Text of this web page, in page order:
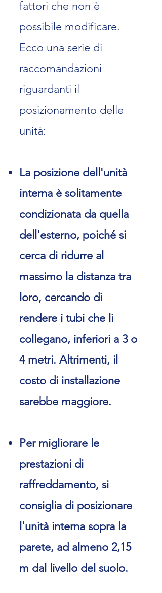
fattori che non è
possibile modificare.
Ecco una serie di
raccomandazioni
riguardanti il
posizionamento delle
unità:
La posizione dell'unità
interna è solitamente
condizionata da quella
dell'esterno, poiché si
cerca di ridurre al
massimo la distanza tra
loro, cercando di
rendere i tubi che li
collegano, inferiori a 3 o
4 metri. Altrimenti, il
costo di installazione
sarebbe maggiore.
Per migliorare le
prestazioni di
raffreddamento, si
consiglia di posizionare
l'unità interna sopra la
parete, ad almeno 2,15
m dal livello del suolo.